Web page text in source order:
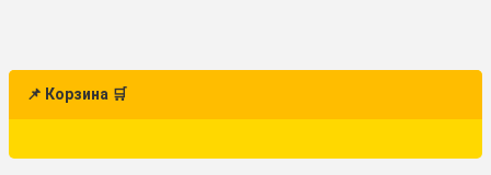
📌 Корзина 🛒